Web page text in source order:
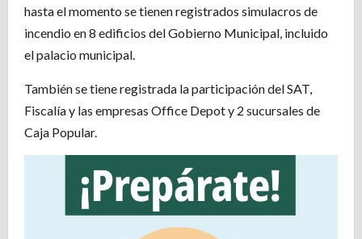
hasta el momento se tienen registrados simulacros de
incendio en 8 edificios del Gobierno Municipal, incluido
el palacio municipal.
También se tiene registrada la participación del SAT,
Fiscalía y las empresas Office Depot y 2 sucursales de
Caja Popular.